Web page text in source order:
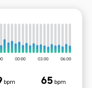
bpm 65 bpm